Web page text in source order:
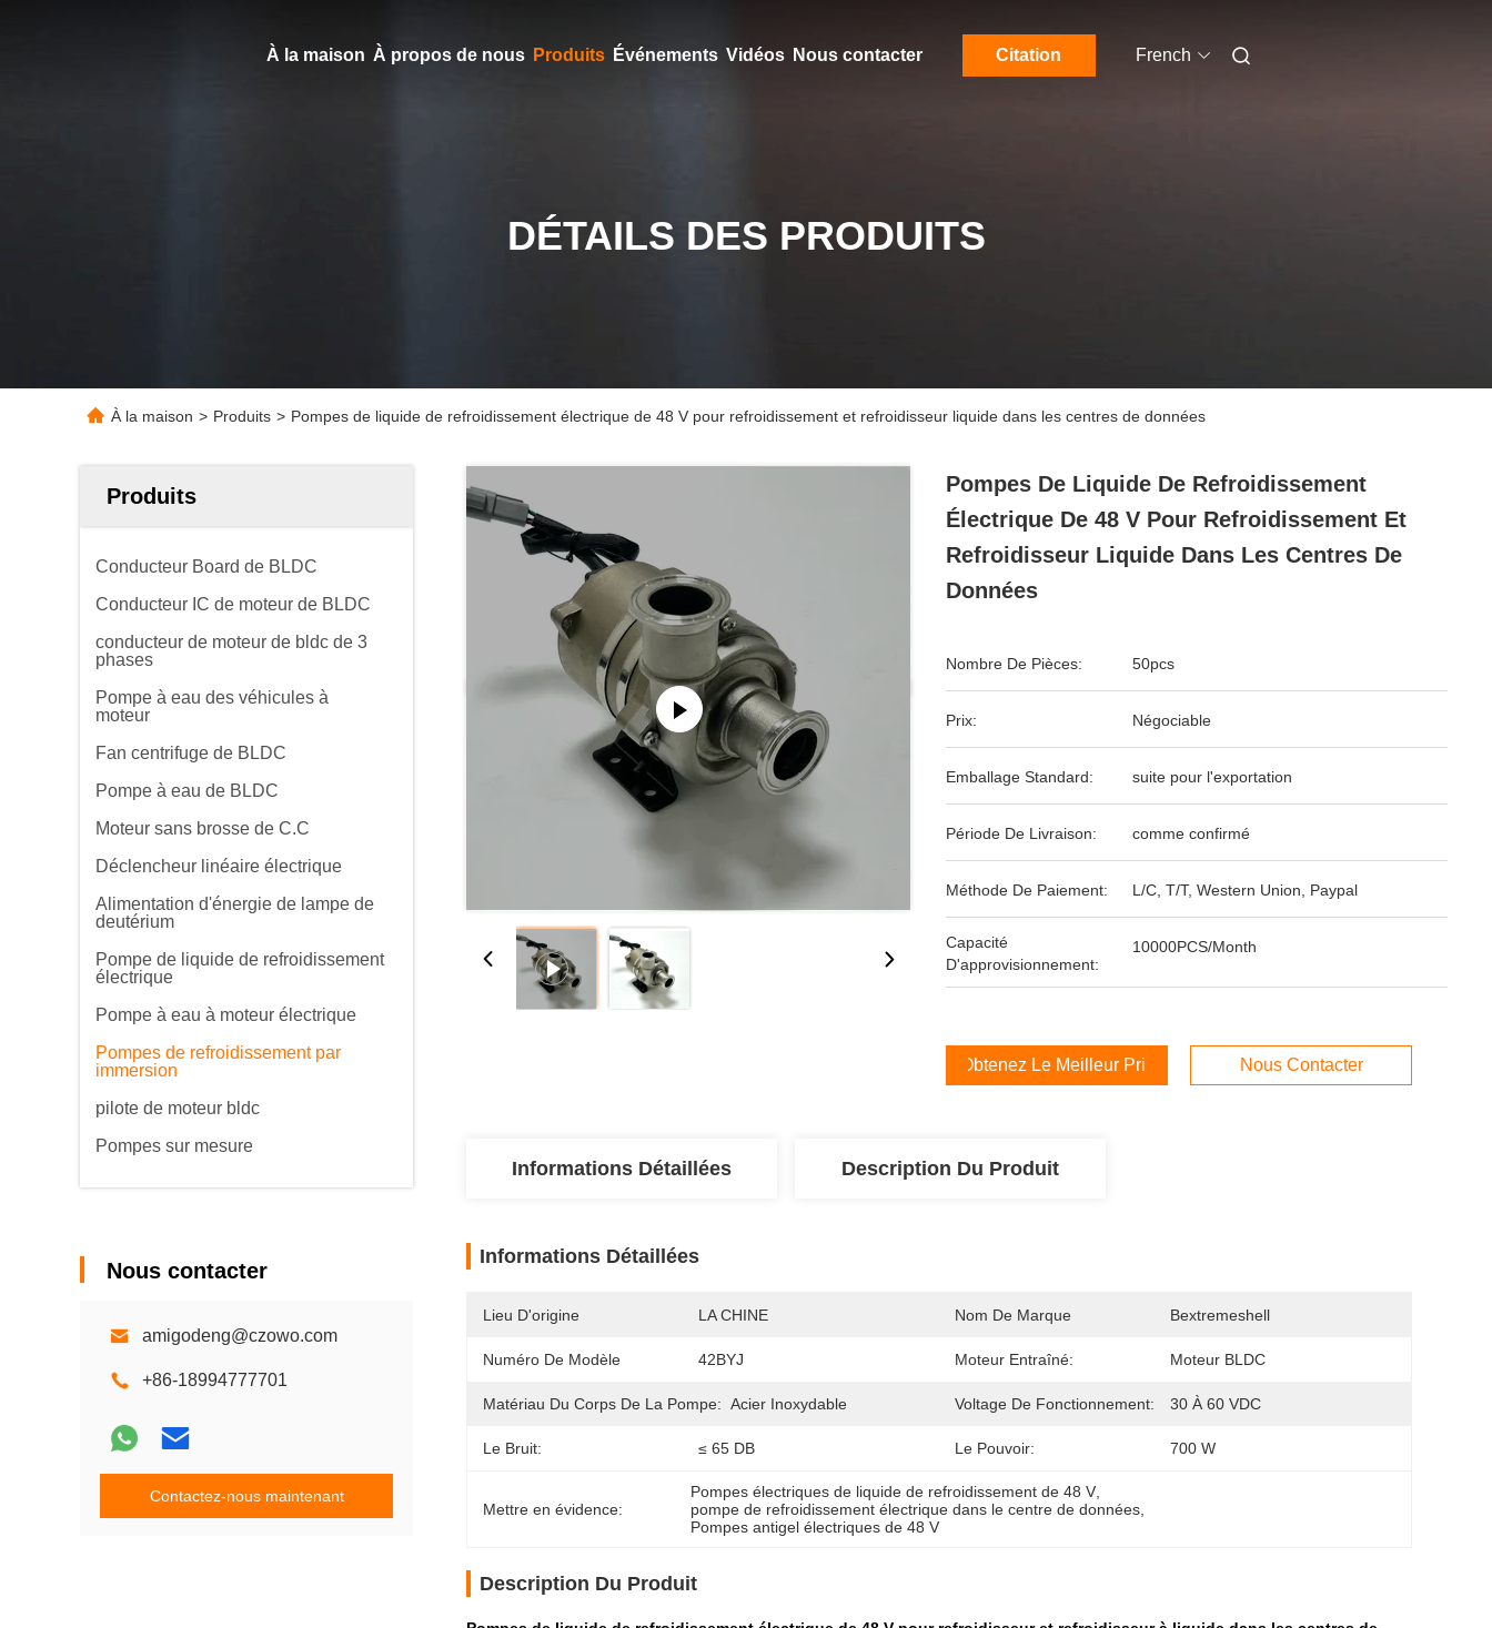
À la maison À propos de nous Produits Événements Vidéos Nous contacter Citation French
DÉTAILS DES PRODUITS
À la maison > Produits > Pompes de liquide de refroidissement électrique de 48 V pour refroidissement et refroidisseur liquide dans les centres de données
Produits
Conducteur Board de BLDC
Conducteur IC de moteur de BLDC
conducteur de moteur de bldc de 3
phases
Pompe à eau des véhicules à
moteur
Fan centrifuge de BLDC
Pompe à eau de BLDC
Moteur sans brosse de C.C
Déclencheur linéaire électrique
Alimentation d'énergie de lampe de
deutérium
Pompe de liquide de refroidissement
électrique
Pompe à eau à moteur électrique
Pompes de refroidissement par
immersion
pilote de moteur bldc
Pompes sur mesure
Nous contacter
amigodeng@czowo.com
+86-18994777701
Contactez-nous maintenant
Pompes De Liquide De Refroidissement
Électrique De 48 V Pour Refroidissement Et
Refroidisseur Liquide Dans Les Centres De
Données
Nombre De Pièces: 50pcs
Prix: Négociable
Emballage Standard: suite pour l'exportation
Période De Livraison: comme confirmé
Méthode De Paiement: L/C, T/T, Western Union, Paypal
Capacité
D'approvisionnement:
10000PCS/Month
Obtenez Le Meilleur Prix Nous Contacter
Informations Détaillées Description Du Produit
Informations Détaillées
Lieu D'origine LA CHINE Nom De Marque Bextremeshell
Numéro De Modèle 42BYJ Moteur Entraîné: Moteur BLDC
Matériau Du Corps De La Pompe: Acier Inoxydable Voltage De Fonctionnement: 30 À 60 VDC
Le Bruit: ≤ 65 DB Le Pouvoir: 700 W
Mettre en évidence:
Pompes électriques de liquide de refroidissement de 48 V
pompe de refroidissement électrique dans le centre de données
Pompes antigel électriques de 48 V
Description Du Produit